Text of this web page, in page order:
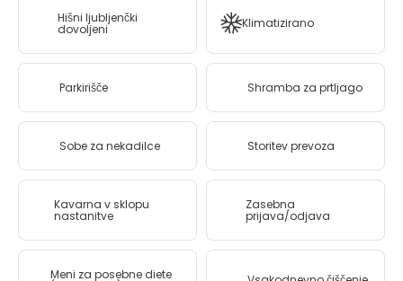
Hišni ljubljenčki
dovoljeni Klimatizirano
Parkirišče Shramba za prtljago
Sobe za nekadilce Storitev prevoza
Kavarna v sklopu
nastanitve
Zasebna
prijava/odjava
Meni za posebne diete